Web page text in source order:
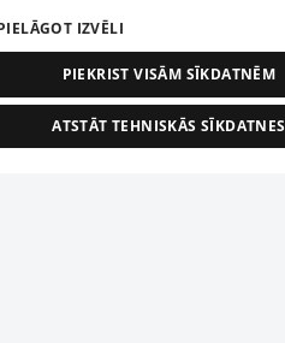
IZVĒLI
PIEKRIST VISĀM SĪKDATNĒM
ATSTĀT TEHNISKĀS SĪKDATNES